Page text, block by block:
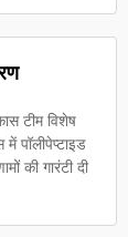
टीम विशेष
में पॉलीपेप्टाइड
की गारंटी दी